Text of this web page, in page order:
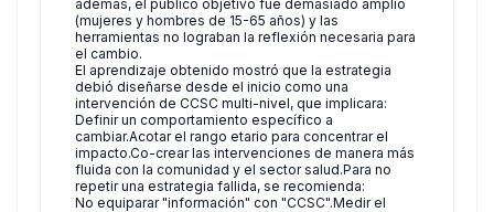
además, el público objetivo fue demasiado amplio
(mujeres y hombres de 15-65 años) y las
herramientas no lograban la reflexión necesaria para
el cambio.
El aprendizaje obtenido mostró que la estrategia
debió diseñarse desde el inicio como una
intervención de CCSC multi-nivel, que implicara:
Definir un comportamiento específico a
cambiar.Acotar el rango etario para concentrar el
impacto.Co-crear las intervenciones de manera más
fluida con la comunidad y el sector salud.Para no
repetir una estrategia fallida, se recomienda:
No equiparar "información" con "CCSC".Medir el